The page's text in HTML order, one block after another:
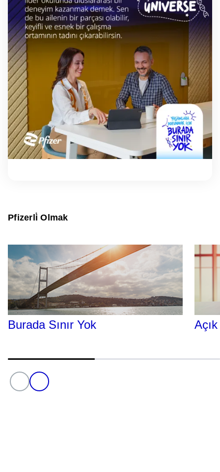
Pfizerli̇ Olmak
Burada Sınır Yok